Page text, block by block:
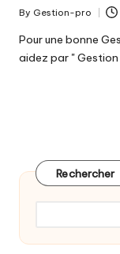
Posted
by
By Gestion-pro
Pour une bonne
aidez par "
Rechercher